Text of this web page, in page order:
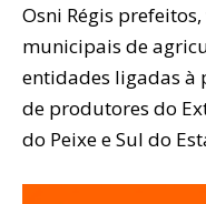
Osni Régis
municipais de
entidades ligadas à
de produtores do
do Peixe e Sul do